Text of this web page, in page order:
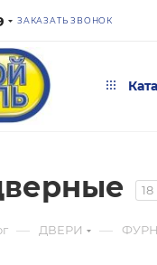
ЗАКАЗАТЬ ЗВОНОК
18
— ДВЕРИ —